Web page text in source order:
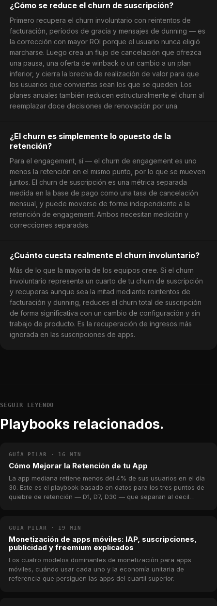
¿Cómo se reduce el churn de suscripción?
Primero recupera el churn involuntario con reintentos de
facturación, períodos de gracia y mensajes de dunning — es
la corrección con mayor ROI porque el usuario nunca eligió
marcharse. Luego crea un flujo de cancelación que ofrezca
una pausa, una oferta de winback o un cambio a un plan
inferior, y cierra la brecha de realización de valor para que
los usuarios que conviertas sean los que se queden. Los
planes anuales también reducen estructuralmente el churn al
reemplazar doce decisiones de renovación por una.
¿El churn es simplemente lo opuesto de la
retención?
Para el engagement, sí — el churn de engagement es uno
menos la retención en el mismo punto, por lo que se mueven
juntos. El churn de suscripción es una métrica separada
medida en la base de pago como una tasa de cancelación
mensual, y puede moverse de forma independiente a la
retención de engagement. Ambos necesitan medición y
correcciones separadas.
¿Cuánto cuesta realmente el churn involuntario?
Más de lo que la mayoría de los equipos cree. Si el churn
involuntario representa un cuarto de tu churn de suscripción
y recuperas aunque sea la mitad mediante reintentos de
facturación y dunning, reduces el churn total de suscripción
de forma significativa con un cambio de configuración y sin
trabajo de producto. Es la recuperación de ingresos más
ignorada en las suscripciones de apps.
SEGUIR LEYENDO
Playbooks relacionados.
GUÍA PILAR · 16 MIN
Cómo Mejorar la Retención de tu App
La app mediana retiene menos del 4% de sus usuarios en el día
30. Este es el playbook basado en datos para los tres puntos de
quiebre de retención — D1, D7, D30 — que separan al decil
GUÍA PILAR · 19 MIN
Monetización de apps móviles: IAP, suscripciones,
publicidad y freemium explicados
Los cuatro modelos dominantes de monetización para apps
móviles, cuándo usar cada uno y la economía unitaria de
referencia que persiguen las apps del cuartil superior.